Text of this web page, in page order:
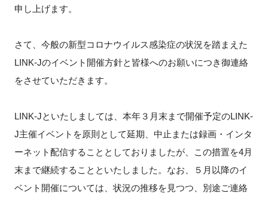
インタビュー・コラム
特別会員
施設・アクセス
申し上げます。
さて、今般の新型コロナウイルス感染症の状況を踏まえた
LINK-Jのイベント開催方針と皆様へのお願いにつき御連絡
をさせていただきます。
LINK-Jといたしましては、本年３月末まで開催予定のLINK-
J主催イベントを原則として延期、中止または録画・インタ
ーネット配信することとしておりましたが、この措置を4月
末まで継続することといたしました。なお、５月以降のイ
ベント開催については、状況の推移を見つつ、別途ご連絡